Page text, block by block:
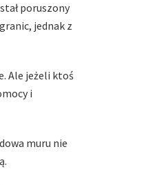
poruszony
jednak z
Ale jeżeli ktoś
i
muru nie